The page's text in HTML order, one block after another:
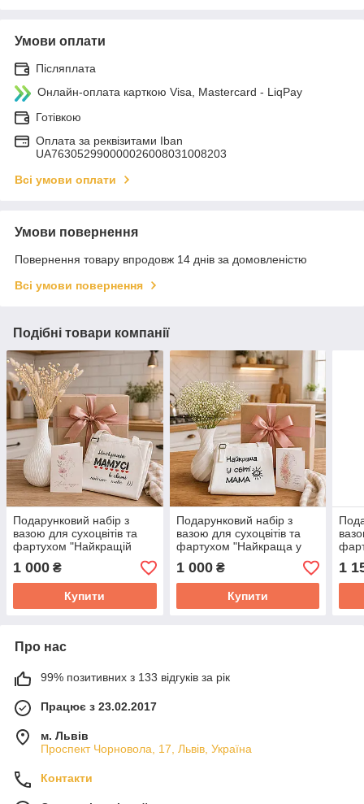
Умови оплати
Післяплата
Онлайн-оплата карткою Visa, Mastercard - LiqPay
Готівкою
Оплата за реквізитами Iban
UA763052990000026008031008203
Всі умови оплати
Умови повернення
Повернення товару впродовж 14 днів за домовленістю
Всі умови повернення
Подібні товари компанії
Подарунковий набір з
вазою для сухоцвітів та
фартухом "Найкращій
мамусі в світі"
1 000 ₴
Купити
Подарунковий набір з
вазою для сухоцвітів та
фартухом "Найкраща у
світі мама"
1 000₴
Купити
1
Про нас
99% позитивних з 133 відгуків за рік
Працює з 23.02.2017
м. Львів
Проспект Чорновола, 17, Львів, Україна
Контакти